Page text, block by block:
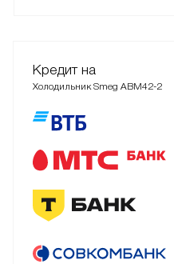
Кредит на
Холодильник Smeg ABM42-2